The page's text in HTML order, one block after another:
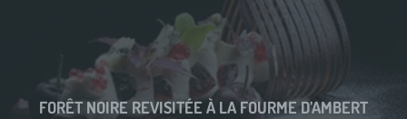
FORÊT NOIRE REVISITÉE À LA FOURME D’AMBERT